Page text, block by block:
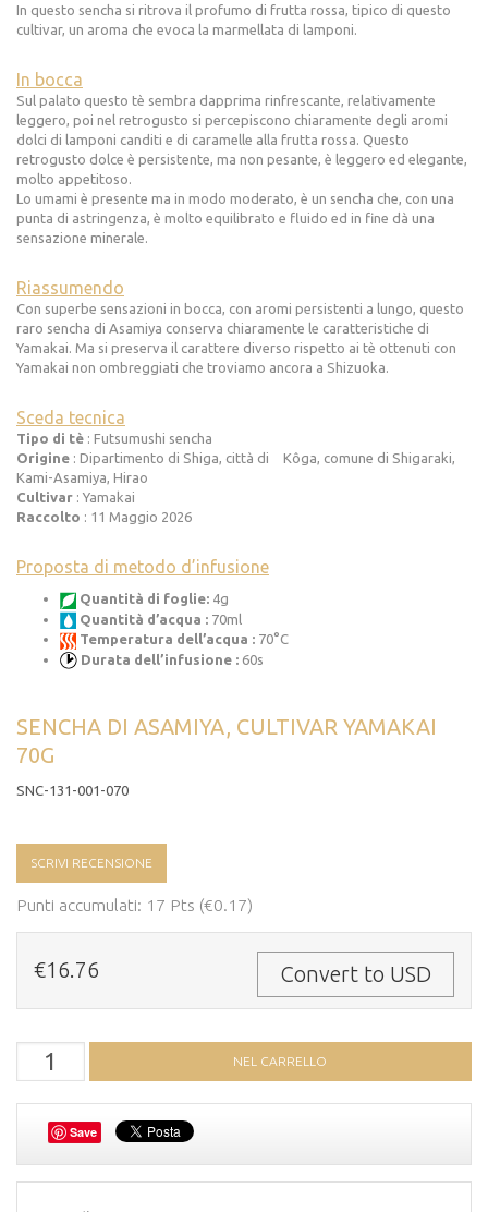
In questo sencha si ritrova il profumo di frutta rossa, tipico di questo
cultivar, un aroma che evoca la marmellata di lamponi.
In bocca
Sul palato questo tè sembra dapprima rinfrescante, relativamente
leggero, poi nel retrogusto si percepiscono chiaramente degli aromi
dolci di lamponi canditi e di caramelle alla frutta rossa. Questo
retrogusto dolce è persistente, ma non pesante, è leggero ed elegante,
molto appetitoso.
Lo umami è presente ma in modo moderato, è un sencha che, con una
punta di astringenza, è molto equilibrato e fluido ed in fine dà una
sensazione minerale.
Riassumendo
Con superbe sensazioni in bocca, con aromi persistenti a lungo, questo
raro sencha di Asamiya conserva chiaramente le caratteristiche di
Yamakai. Ma si preserva il carattere diverso rispetto ai tè ottenuti con
Yamakai non ombreggiati che troviamo ancora a Shizuoka.
Sceda tecnica
Tipo di tè : Futsumushi sencha
Origine : Dipartimento di Shiga, città di Kôga, comune di Shigaraki,
Kami-Asamiya, Hirao
Cultivar : Yamakai
Raccolto : 11 Maggio 2026
Proposta di metodo d’infusione
Quantità di foglie: 4g
Quantità d’acqua : 70ml
Temperatura dell’acqua : 70°C
Durata dell’infusione : 60s
SENCHA DI ASAMIYA, CULTIVAR YAMAKAI
70G
SNC-131-001-070
SCRIVI RECENSIONE
Punti accumulati: 17 Pts (€0.17)
Convert to USD
€16.76
Save